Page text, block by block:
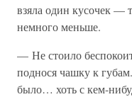
взяла один кусочек —
немного меньше.
— Не стоило
поднося чашку к
было… хоть с кем-